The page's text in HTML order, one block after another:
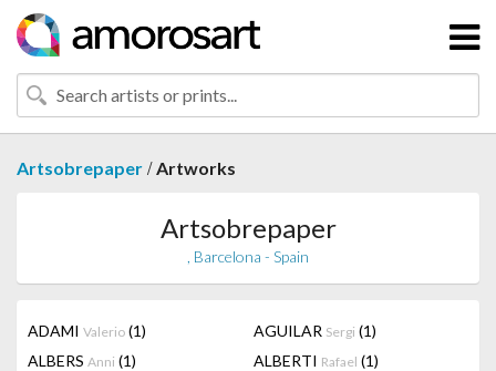
Artsobrepaper /Artworks
Artsobrepaper
, Barcelona - Spain
ADAMI Valerio (1) AGUILAR Sergi (1)
ALBERS Anni (1) ALBERTI Rafael (1)